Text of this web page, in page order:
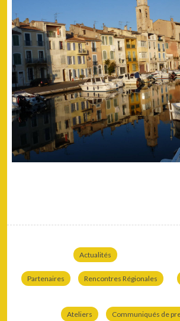
Actualités
Partenaires Rencontres Régionales
Ateliers Communiqués de